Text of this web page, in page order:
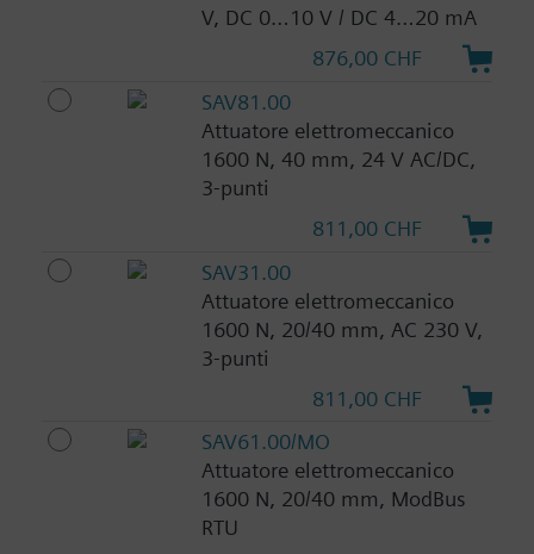
V, DC 0…10 V / DC 4…20 mA
876,00 CHF
SAV81.00
Attuatore elettromeccanico
1600 N, 40 mm, 24 V AC/DC,
3-punti
811,00 CHF
SAV31.00
Attuatore elettromeccanico
1600 N, 20/40 mm, AC 230 V,
3-punti
811,00 CHF
SAV61.00/MO
Attuatore elettromeccanico
1600 N, 20/40 mm, ModBus
RTU